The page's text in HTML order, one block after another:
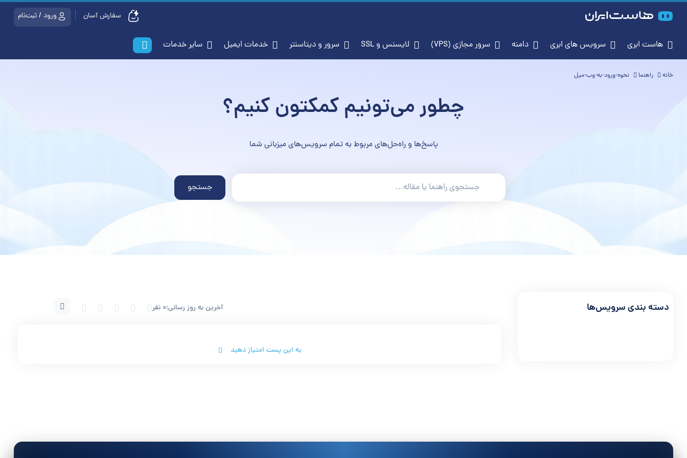
سفارش آسان ورود / ثبت‌نام
هاست ابری سرویس‌ های ابری دامنه سرور مجازی (VPS) لایسنس و SSL سرور و دیتاسنتر خدمات ایمیل سایر خدمات
خانه راهنما نحوه-ورود-به-وب-میل
چطور می‌تونیم کمکتون کنیم؟
پاسخ‌ها و راه‌حل‌های مربوط به تمام سرویس‌های میزبانی شما
جستجو
دسته بندی سرویس‌ها آخرین به روز رسانی:0 نفر
به این پست امتیاز دهید